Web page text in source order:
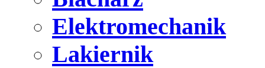
Elektromechanik
Lakiernik